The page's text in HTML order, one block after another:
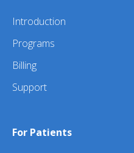
Introduction
Programs
Billing
Support
For Patients